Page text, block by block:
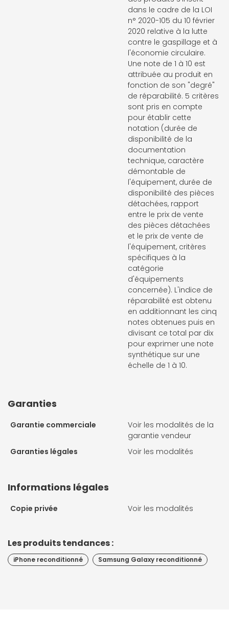
dans le cadre de la LOI
n° 2020-105 du 10 février
2020 relative à la lutte
contre le gaspillage et à
l'économie circulaire.
Une note de 1 à 10 est
attribuée au produit en
fonction de son "degré"
de réparabilité. 5 critères
sont pris en compte
pour établir cette
notation (durée de
disponibilité de la
documentation
technique, caractère
démontable de
l'équipement, durée de
disponibilité des pièces
détachées, rapport
entre le prix de vente
des pièces détachées
et le prix de vente de
l'équipement, critères
spécifiques à la
catégorie
d'équipements
concernée). L'indice de
réparabilité est obtenu
en additionnant les cinq
notes obtenues puis en
divisant ce total par dix
pour exprimer une note
synthétique sur une
échelle de 1 à 10.
Garanties
Garantie commerciale
Voir les modalités de la
garantie vendeur
Garanties légales
Voir les modalités
Informations légales
Copie privée Voir les modalités
Les produits tendances :
iPhone reconditionné Samsung Galaxy reconditionné